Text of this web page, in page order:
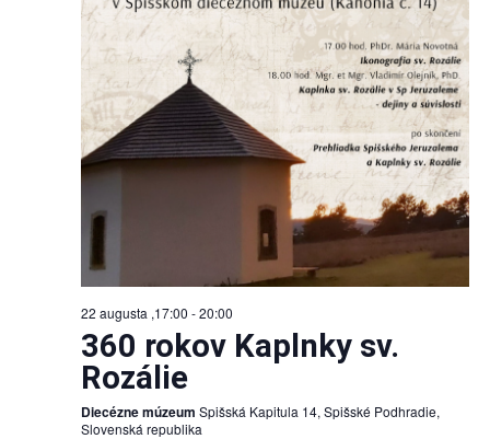
22 augusta ,17:00 -20:00
360 rokov Kaplnky sv.
Rozálie
Diecézne múzeum Spišská Kapitula 14, Spišské Podhradie,
Slovenská republika